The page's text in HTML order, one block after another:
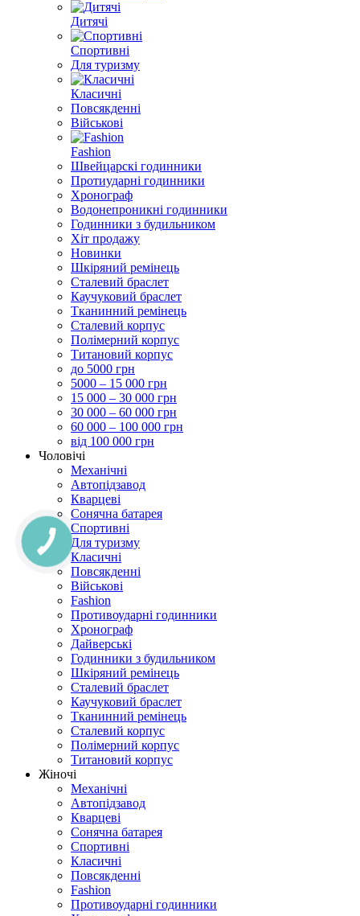
Дитячі
Спортивні
Для туризму
Класичні
Повсякденні
Військові
Fashion
Швейцарскі годинники
Протиударні годинники
Хронограф
Водонепроникні годинники
Годинники з будильником
Хіт продажу
Новинки
Шкіряний ремінець
Сталевий браслет
Каучуковий браслет
Тканинний ремінець
Сталевий корпус
Полімерний корпус
Титановий корпус
до 5000 грн
5000 – 15 000 грн
15 000 – 30 000 грн
30 000 – 60 000 грн
60 000 – 100 000 грн
від 100 000 грн
Чоловічі
Механічні
Автопідзавод
Кварцеві
Сонячна батарея
Спортивні
Для туризму
Класичні
Повсякденні
Військові
Fashion
Противоударні годинники
Хронограф
Дайверські
Годинники з будильником
Шкіряний ремінець
Сталевий браслет
Каучуковий браслет
Тканинний ремінець
Сталевий корпус
Полімерний корпус
Титановий корпус
Жіночі
Механічні
Автопідзавод
Кварцеві
Сонячна батарея
Спортивні
Класичні
Повсякденні
Fashion
Противоударні годинники